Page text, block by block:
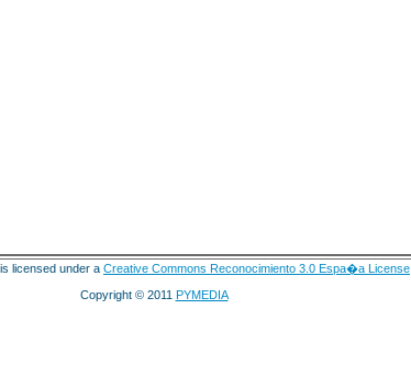
is licensed under a Creative Commons Reconocimiento 3.0 Espa�a License
Copyright © 2011 PYMEDIA